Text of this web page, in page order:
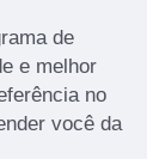
de
e melhor
no
você da